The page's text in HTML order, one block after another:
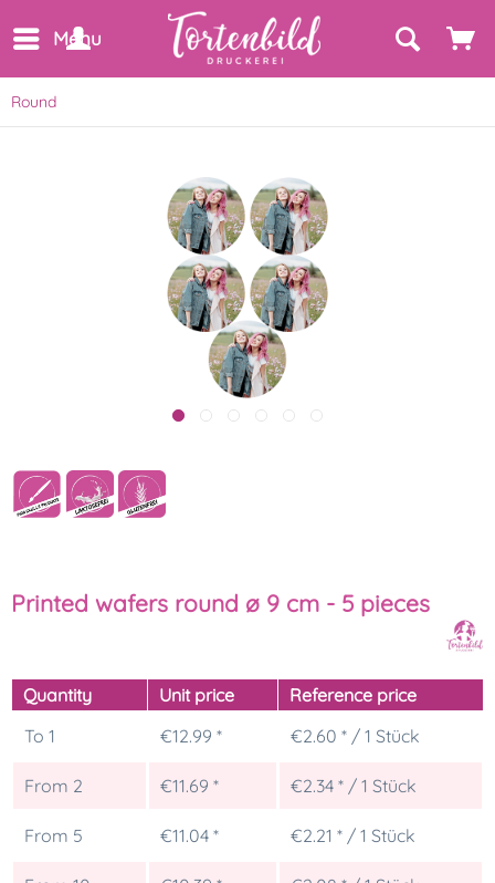
Menu
Round
Printed wafers round ø 9 cm - 5 pieces
Quantity Unit price
Reference price
To 1 €12.99 * €2.60 * / 1 Stück
From 2 €11.69 * €2.34 * / 1 Stück
From 5 €11.04 * €2.21 * / 1 Stück